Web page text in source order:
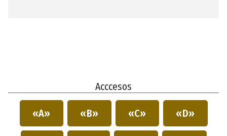
Acccesos
«A» «B» «C» «D»